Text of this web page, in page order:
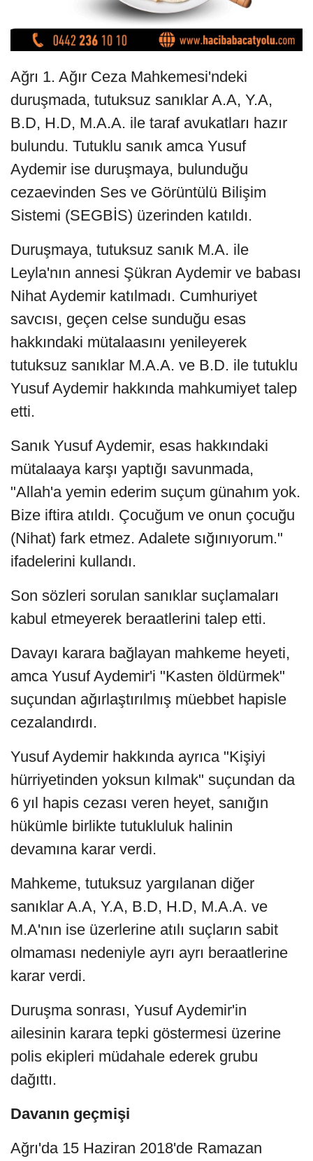
Ağrı 1. Ağır Ceza Mahkemesi'ndeki
duruşmada, tutuksuz sanıklar A.A, Y.A,
B.D, H.D, M.A.A. ile taraf avukatları hazır
bulundu. Tutuklu sanık amca Yusuf
Aydemir ise duruşmaya, bulunduğu
cezaevinden Ses ve Görüntülü Bilişim
Sistemi (SEGBİS) üzerinden katıldı.
Duruşmaya, tutuksuz sanık M.A. ile
Leyla'nın annesi Şükran Aydemir ve babası
Nihat Aydemir katılmadı. Cumhuriyet
savcısı, geçen celse sunduğu esas
hakkındaki mütalaasını yenileyerek
tutuksuz sanıklar M.A.A. ve B.D. ile tutuklu
Yusuf Aydemir hakkında mahkumiyet talep
etti.
Sanık Yusuf Aydemir, esas hakkındaki
mütalaaya karşı yaptığı savunmada,
"Allah'a yemin ederim suçum günahım yok.
Bize iftira atıldı. Çocuğum ve onun çocuğu
(Nihat) fark etmez. Adalete sığınıyorum."
ifadelerini kullandı.
Son sözleri sorulan sanıklar suçlamaları
kabul etmeyerek beraatlerini talep etti.
Davayı karara bağlayan mahkeme heyeti,
amca Yusuf Aydemir'i "Kasten öldürmek"
suçundan ağırlaştırılmış müebbet hapisle
cezalandırdı.
Yusuf Aydemir hakkında ayrıca "Kişiyi
hürriyetinden yoksun kılmak" suçundan da
6 yıl hapis cezası veren heyet, sanığın
hükümle birlikte tutukluluk halinin
devamına karar verdi.
Mahkeme, tutuksuz yargılanan diğer
sanıklar A.A, Y.A, B.D, H.D, M.A.A. ve
M.A'nın ise üzerlerine atılı suçların sabit
olmaması nedeniyle ayrı ayrı beraatlerine
karar verdi.
Duruşma sonrası, Yusuf Aydemir'in
ailesinin karara tepki göstermesi üzerine
polis ekipleri müdahale ederek grubu
dağıttı.
Davanın geçmişi
Ağrı'da 15 Haziran 2018'de Ramazan